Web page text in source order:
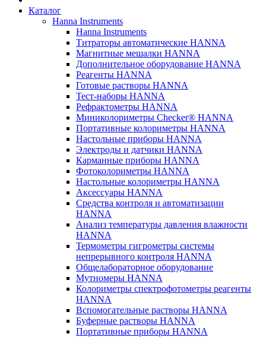
Каталог
Hanna Instruments
Hanna Instruments
Титраторы автоматические HANNA
Магнитные мешалки HANNA
Дополнительное оборудование HANNA
Реагенты HANNA
Готовые растворы HANNA
Тест-наборы HANNA
Рефрактометры HANNA
Миниколориметры Checker® HANNA
Портативные колориметры HANNA
Настольные приборы HANNA
Электроды и датчики HANNA
Карманные приборы HANNA
Фотоколориметры HANNA
Настольные колориметры HANNA
Аксессуары HANNA
Средства контроля и автоматизации
HANNA
Анализ температуры давления влажности
HANNA
Термометры гигрометры системы
непрерывного контроля HANNA
Общелабораторное оборудование
Мутномеры HANNA
Колориметры спектрофотометры реагенты
HANNA
Вспомогательные растворы HANNA
Буферные растворы HANNA
Портативные приборы HANNA